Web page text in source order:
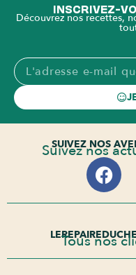
INSCRIVEZ-
Découvrez nos recettes,
SUIVEZ NOS
Suivez nos
Tous nos